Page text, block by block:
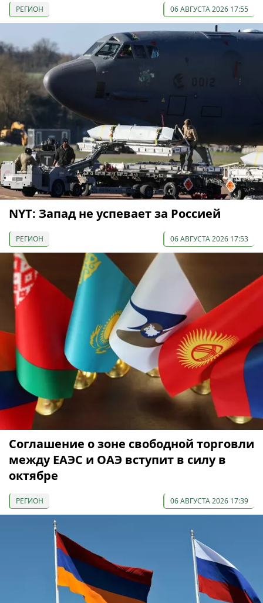
РЕГИОН 06 АВГУСТА 2026 17:55
NYT: Запад не успевает за Россией
РЕГИОН 06 АВГУСТА 2026 17:53
Соглашение о зоне свободной торговли
между ЕАЭС и ОАЭ вступит в силу в
октябре
РЕГИОН 06 АВГУСТА 2026 17:39